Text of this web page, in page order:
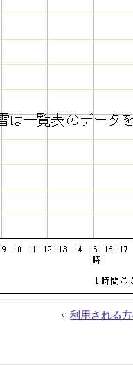
利用される